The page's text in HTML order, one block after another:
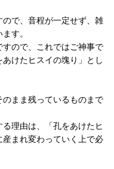
で、音程が一定せず、雑
す。
ので、これではご神事で
けたヒスイの塊り」とし
まま残っているものまで
理由は、「孔をあけたヒ
まれ変わっていく上で必